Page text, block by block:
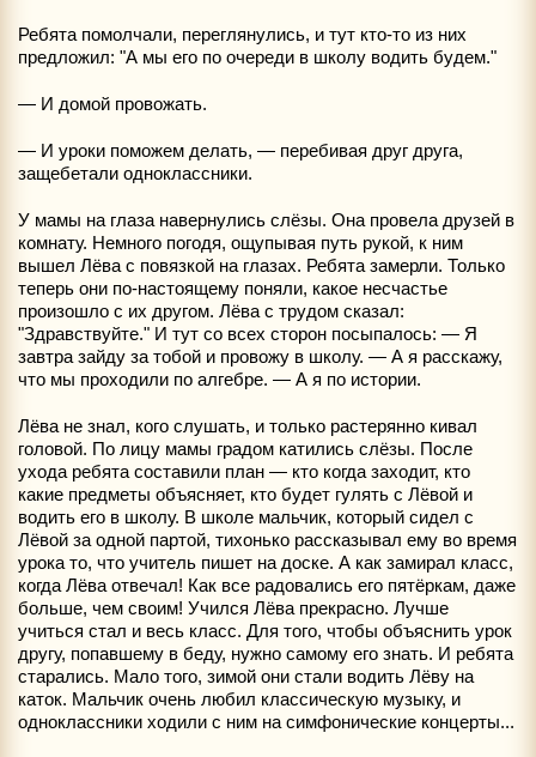
Ребята помолчали, переглянулись, и тут кто-то из них
предложил: "А мы его по очереди в школу водить будем."
— И домой провожать.
— И уроки поможем делать, — перебивая друг друга,
защебетали одноклассники.
У мамы на глаза навернулись слёзы. Она провела друзей в
комнату. Немного погодя, ощупывая путь рукой, к ним
вышел Лёва с повязкой на глазах. Ребята замерли. Только
теперь они по-настоящему поняли, какое несчастье
произошло с их другом. Лёва с трудом сказал:
"Здравствуйте." И тут со всех сторон посыпалось: — Я
завтра зайду за тобой и провожу в школу. — А я расскажу,
что мы проходили по алгебре. — А я по истории.
Лёва не знал, кого слушать, и только растерянно кивал
головой. По лицу мамы градом катились слёзы. После
ухода ребята составили план — кто когда заходит, кто
какие предметы объясняет, кто будет гулять с Лёвой и
водить его в школу. В школе мальчик, который сидел с
Лёвой за одной партой, тихонько рассказывал ему во время
урока то, что учитель пишет на доске. А как замирал класс,
когда Лёва отвечал! Как все радовались его пятёркам, даже
больше, чем своим! Учился Лёва прекрасно. Лучше
учиться стал и весь класс. Для того, чтобы объяснить урок
другу, попавшему в беду, нужно самому его знать. И ребята
старались. Мало того, зимой они стали водить Лёву на
каток. Мальчик очень любил классическую музыку, и
одноклассники ходили с ним на симфонические концерты...